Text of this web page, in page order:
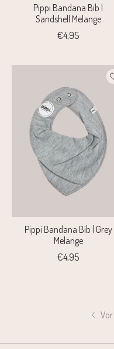
Pippi Bandana Bib |
Sandshell Melange
€4,95
Pippi Bandana Bib | Grey
Melange
€4,95
Vor.